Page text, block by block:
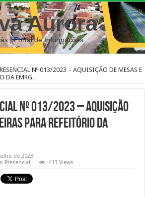
Aurora
| Portal de Informações
Nº 013/2023 – AQUISIÇÃO DE MESAS E
DA EMRG.
Nº 013/2023 – AQUISIÇÃO
PARA REFEITÓRIO DA
de 2023
Presencial 413 Views